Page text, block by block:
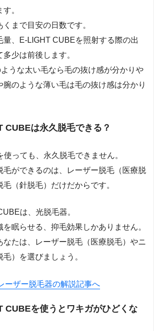
。
まで目安の日数です。
量、E-LIGHT CUBEを照射する際の出
少は前後します。
うな太い毛なら毛の抜け感が分かりや
腕のような薄い毛は毛の抜け感は分かり
CUBEは永久脱毛できる？
使っても、永久脱毛できません。
毛ができるのは、レーザー脱毛（医療脱
（針脱毛）だけだからです。
は、光脱毛器。
眠らせる、抑毛効果しかありません。
なたは、レーザー脱毛（医療脱毛）やニ
）を選びましょう。
ーザー脱毛器の解説記事へ
CUBEを使うとワキガがひどくな